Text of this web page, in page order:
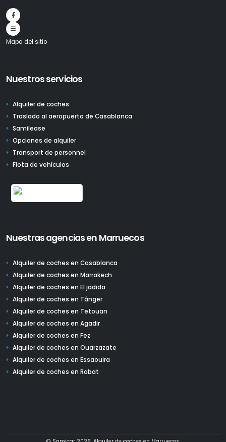
Mapa del sitio
Nuestros servicios
Alquiler de coches
Traslado al aeropuerto de Casablanca
Samilease
Opciones de alquiler
Transport de personnel
Flota de vehículos
Nuestras agencias en Marruecos
Alquiler de coches en Casablanca
Alquiler de coches en Marrakech
Alquiler de coches en El jadida
Alquiler de coches en Tánger
Alquiler de coches en Tetouan
Alquiler de coches en Agadir
Alquiler de coches en Fez
Alquiler de coches en Ouarzazate
Alquiler de coches en Essaouira
Alquiler de coches en Rabat